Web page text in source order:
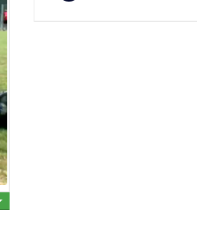
Stáhnout video